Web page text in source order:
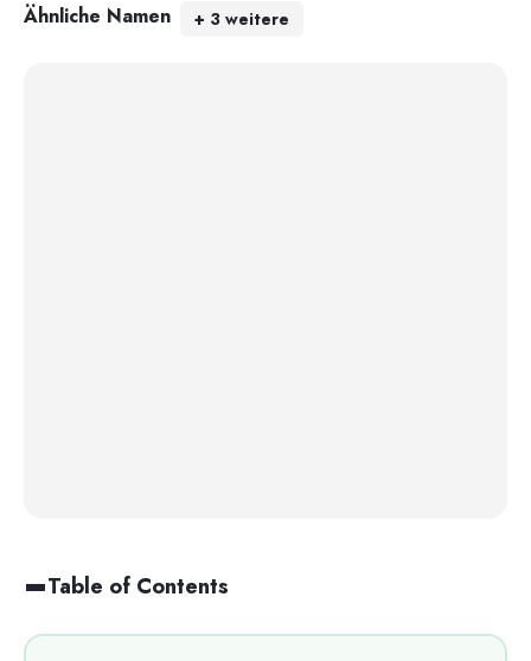
Ähnliche Namen + 3 weitere
Table of Contents